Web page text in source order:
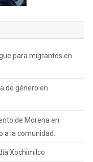
para migrantes en
de género en
de Morena en
a la comunidad.
Xochimilco